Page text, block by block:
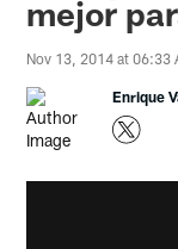
mejor
Nov 13, 2014 at 06:33
Enrique